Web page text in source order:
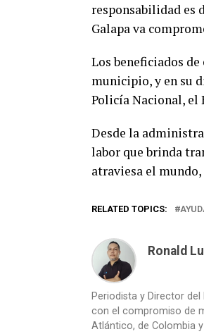
responsabilidad es
Galapa va
Los beneficiados
municipio, y en su
Policía Nacional, el
Desde la
labor que brinda
atraviesa el
RELATED TOPICS:
Ronald
Periodista y Director
con el compromiso de
Atlántico, de Colombia